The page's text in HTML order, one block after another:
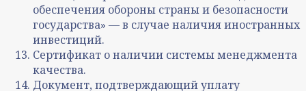
обеспечения обороны страны и безопасности
государства» — в случае наличия иностранных
инвестиций.
Сертификат о наличии системы менеджмента
качества.
Документ, подтверждающий уплату